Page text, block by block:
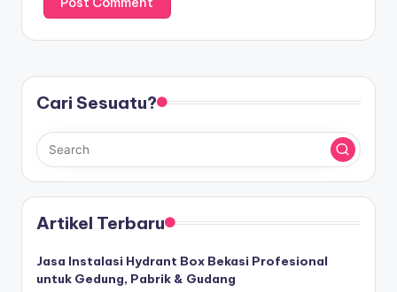
Cari Sesuatu?
Artikel Terbaru
Jasa Instalasi Hydrant Box Bekasi Profesional
untuk Gedung, Pabrik & Gudang